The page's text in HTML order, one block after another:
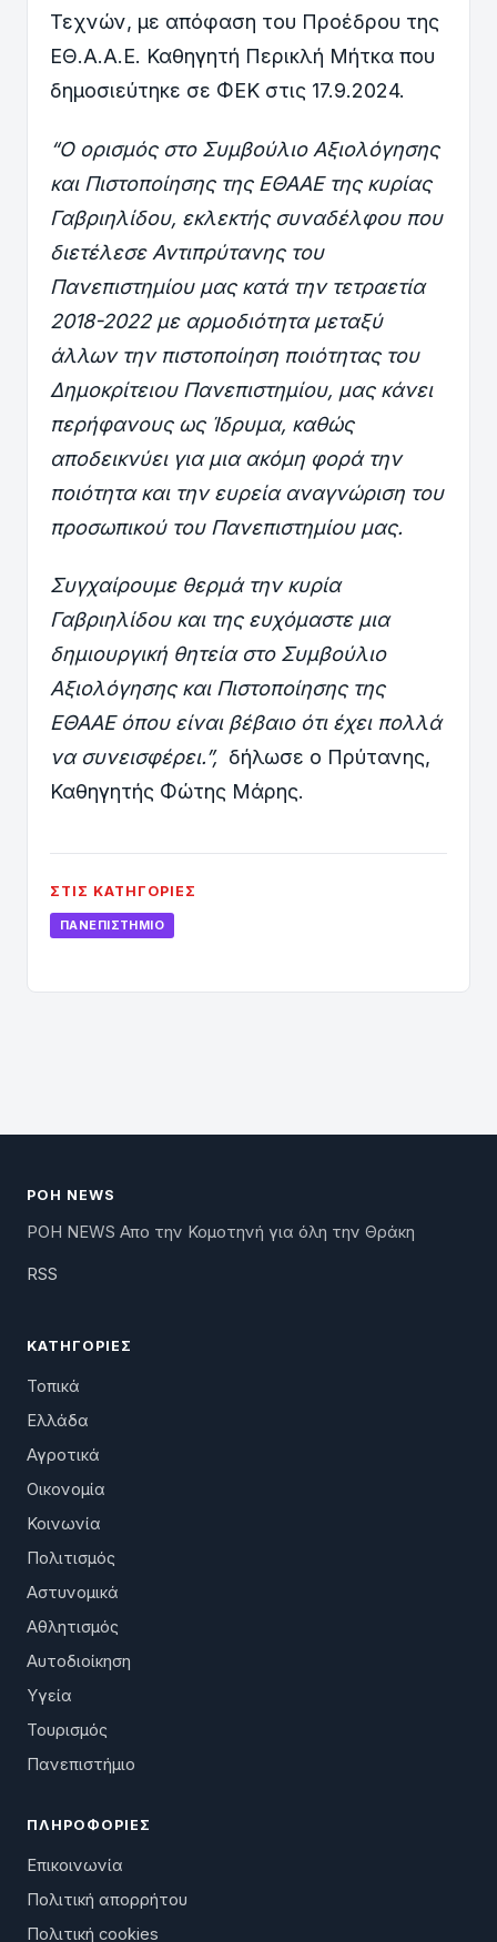
Τεχνών, με απόφαση του Προέδρου της
ΕΘ.Α.Α.Ε. Καθηγητή Περικλή Μήτκα που
δημοσιεύτηκε σε ΦΕΚ στις 17.9.2024.
“Ο ορισμός στο Συμβούλιο Αξιολόγησης
και Πιστοποίησης της ΕΘΑΑΕ της κυρίας
Γαβριηλίδου, εκλεκτής συναδέλφου που
διετέλεσε Αντιπρύτανης του
Πανεπιστημίου μας κατά την τετραετία
2018-2022 με αρμοδιότητα μεταξύ
άλλων την πιστοποίηση ποιότητας του
Δημοκρίτειου Πανεπιστημίου, μας κάνει
περήφανους ως Ίδρυμα, καθώς
αποδεικνύει για μια ακόμη φορά την
ποιότητα και την ευρεία αναγνώριση του
προσωπικού του Πανεπιστημίου μας.
Συγχαίρουμε θερμά την κυρία
Γαβριηλίδου και της ευχόμαστε μια
δημιουργική θητεία στο Συμβούλιο
Αξιολόγησης και Πιστοποίησης της
ΕΘΑΑΕ όπου είναι βέβαιο ότι έχει πολλά
να συνεισφέρει.”, δήλωσε ο Πρύτανης,
Καθηγητής Φώτης Μάρης.
ΣΤΙΣ ΚΑΤΗΓΟΡΊΕΣ
ΠΑΝΕΠΙΣΤΉΜΙΟ
ΡΟΗ NEWS
ΡΟΗ NEWS Απο την Κομοτηνή για όλη την Θράκη
RSS
ΚΑΤΗΓΟΡΊΕΣ
Τοπικά
Ελλάδα
Αγροτικά
Οικονομία
Κοινωνία
Πολιτισμός
Αστυνομικά
Αθλητισμός
Αυτοδιοίκηση
Υγεία
Τουρισμός
Πανεπιστήμιο
ΠΛΗΡΟΦΟΡΊΕΣ
Επικοινωνία
Πολιτική απορρήτου
Πολιτική cookies